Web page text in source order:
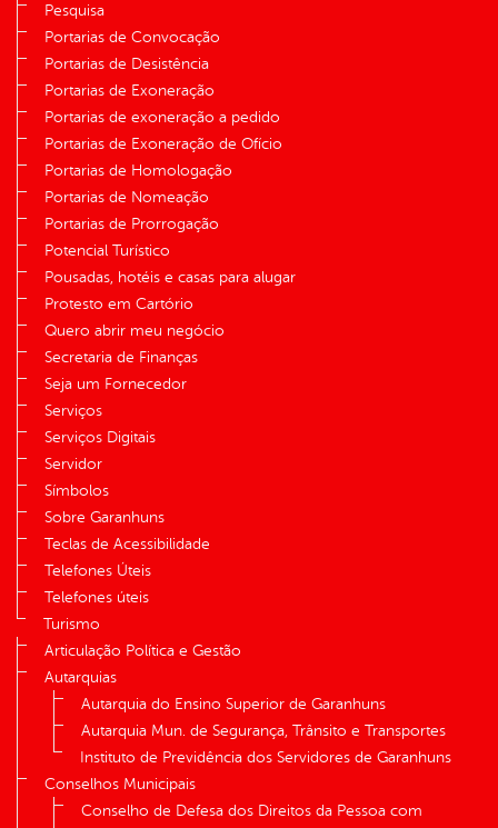
Pesquisa
Portarias de Convocação
Portarias de Desistência
Portarias de Exoneração
Portarias de exoneração a pedido
Portarias de Exoneração de Ofício
Portarias de Homologação
Portarias de Nomeação
Portarias de Prorrogação
Potencial Turístico
Pousadas, hotéis e casas para alugar
Protesto em Cartório
Quero abrir meu negócio
Secretaria de Finanças
Seja um Fornecedor
Serviços
Serviços Digitais
Servidor
Símbolos
Sobre Garanhuns
Teclas de Acessibilidade
Telefones Úteis
Telefones úteis
Turismo
Articulação Política e Gestão
Autarquias
Autarquia do Ensino Superior de Garanhuns
Autarquia Mun. de Segurança, Trânsito e Transportes
Instituto de Previdência dos Servidores de Garanhuns
Conselhos Municipais
Conselho de Defesa dos Direitos da Pessoa com